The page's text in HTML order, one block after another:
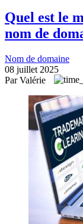
Quel est le
nom de
Nom de domaine
08 juillet 2025
Par Valérie